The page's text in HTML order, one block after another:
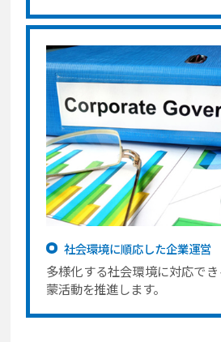
社会環境に順応した企業運営
多様化する社会環境に対応で
蒙活動を推進します。